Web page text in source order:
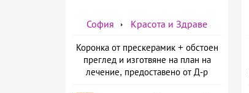
София Красота и Здраве
Коронка от прескерамик + обстоен
преглед и изготвяне на план на
лечение, предоставено от Д-р